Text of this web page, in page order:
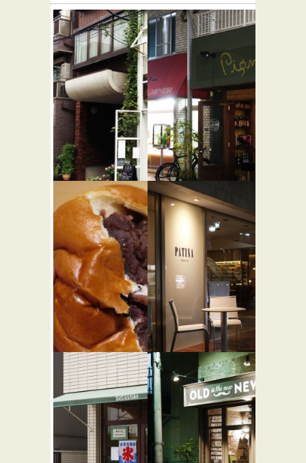
アダン食
堂 ★☆☆
和食
ピニョン
フレンチ
堀内ベーカ
リー
パン屋
Patina
Tokyo
★★★